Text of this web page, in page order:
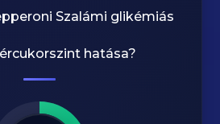
Szalámi glikémiás
hatása?